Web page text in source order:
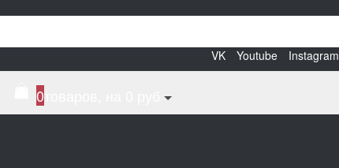
VK
Youtube Instagram
0